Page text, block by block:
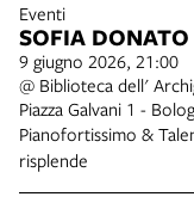
Eventi
SOFIA DONATO
9 giugno 2026, 21:00
@ Biblioteca dell'
Piazza Galvani 1 -
Pianofortissimo &
risplende